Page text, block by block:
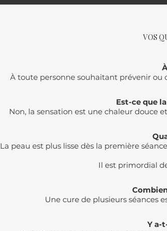
VOS
À toute personne souhaitant prévenir
Est-ce que
Non, la sensation est une chaleur douce
La peau est plus lisse dès la première
Il est primordial
Une cure de plusieurs séances
Y a-